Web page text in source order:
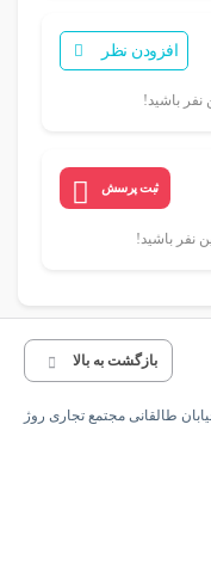
افزودن نظر
باشید!
ثبت پرسش
نفر باشید!
بازگشت به بالا
-مهاباد خیابان طالقانی مجتمع تجاری روژ